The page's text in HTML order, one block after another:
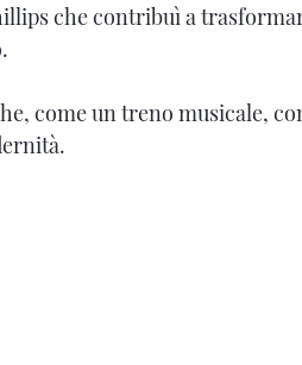
che contribuì a
come un treno musicale,